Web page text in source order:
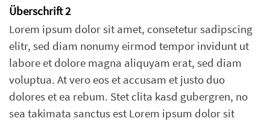
Überschrift 2
Lorem ipsum dolor sit amet, consetetur sadipscing
elitr, sed diam nonumy eirmod tempor invidunt ut
labore et dolore magna aliquyam erat, sed diam
voluptua. At vero eos et accusam et justo duo
dolores et ea rebum. Stet clita kasd gubergren, no
sea takimata sanctus est Lorem ipsum dolor sit